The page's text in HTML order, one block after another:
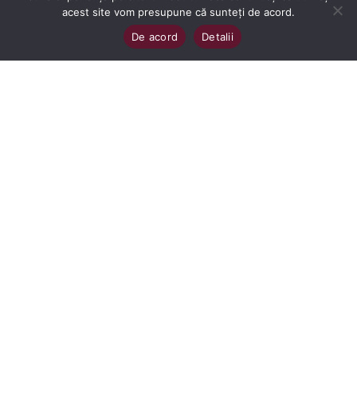
acest site vom presupune că sunteți de acord.
De acord
Detalii